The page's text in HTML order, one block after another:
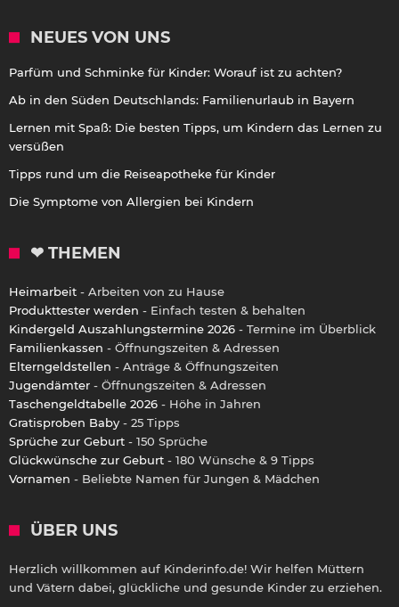
NEUES VON UNS
Parfüm und Schminke für Kinder: Worauf ist zu achten?
Ab in den Süden Deutschlands: Familienurlaub in Bayern
Lernen mit Spaß: Die besten Tipps, um Kindern das Lernen zu
versüßen
Tipps rund um die Reiseapotheke für Kinder
Die Symptome von Allergien bei Kindern
❤ THEMEN
Heimarbeit - Arbeiten von zu Hause
Produkttester werden - Einfach testen & behalten
Kindergeld Auszahlungstermine 2026 - Termine im Überblick
Familienkassen - Öffnungszeiten & Adressen
Elterngeldstellen - Anträge & Öffnungszeiten
Jugendämter - Öffnungszeiten & Adressen
Taschengeldtabelle 2026 - Höhe in Jahren
Gratisproben Baby - 25 Tipps
Sprüche zur Geburt - 150 Sprüche
Glückwünsche zur Geburt - 180 Wünsche & 9 Tipps
Vornamen - Beliebte Namen für Jungen & Mädchen
ÜBER UNS
Herzlich willkommen auf Kinderinfo.de! Wir helfen Müttern
und Vätern dabei, glückliche und gesunde Kinder zu erziehen.